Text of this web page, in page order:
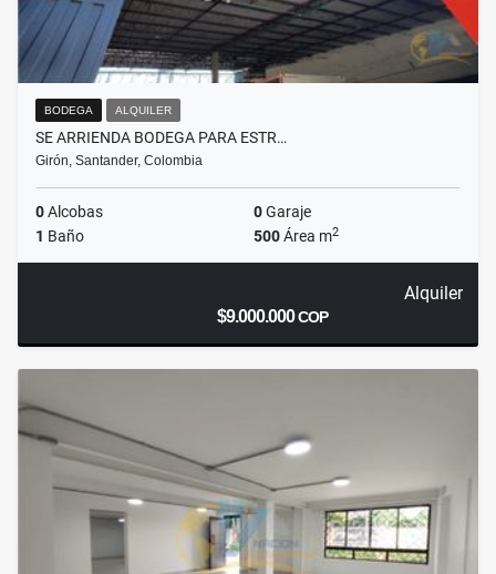
BODEGA ALQUILER
SE ARRIENDA BODEGA PARA ESTR…
Girón, Santander, Colombia
0Alcobas 0Garaje
1 Baño 500Área m2
Alquiler
$9.000.000COP